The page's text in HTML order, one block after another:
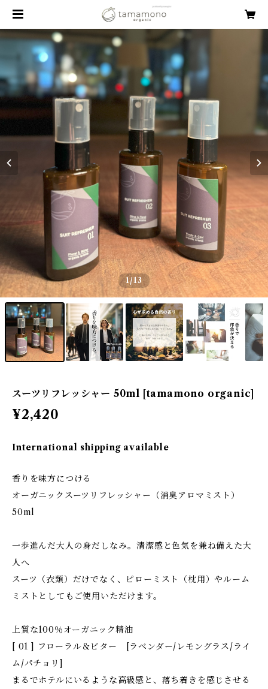
1/13
スーツリフレッシャー 50ml [tamamono organic]
¥2,420
International shipping available
香りを味方につける
オーガニックスーツリフレッシャー（消臭アロマミスト）
50ml
一歩進んだ大人の身だしなみ。清潔感と色気を兼ね備えた大
人へ
スーツ（衣類）だけでなく、ピローミスト（枕用）やルーム
ミストとしてもご使用いただけます。
上質な100％オーガニック精油
[ 01 ] フローラル＆ビター [ラベンダー/レモングラス/ライ
ム/パチョリ]
まるでホテルにいるような高級感と、落ち着きを感じさせる